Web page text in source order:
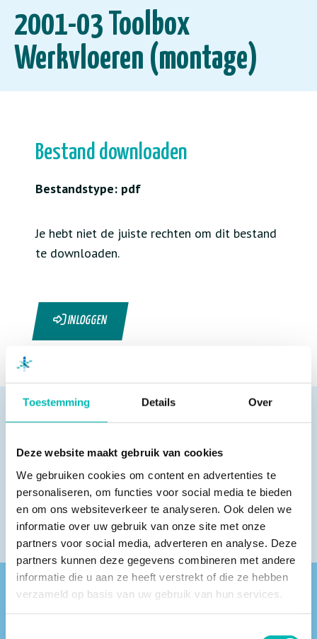
Toestemming Details Over
Deze website maakt gebruik van cookies
We gebruiken cookies om content en advertenties te
personaliseren, om functies voor social media te bieden
en om ons websiteverkeer te analyseren. Ook delen we
informatie over uw gebruik van onze site met onze
partners voor social media, adverteren en analyse. Deze
partners kunnen deze gegevens combineren met andere
informatie die u aan ze heeft verstrekt of die ze hebben
verzameld op basis van uw gebruik van hun services.
2001-03 Toolbox
Werkvloeren (montage)
Bestand downloaden
Bestandstype: pdf
Je hebt niet de juiste rechten om dit bestand
te downloaden.
INLOGGEN
Pagina delen
Vind een VLR-vakbedrijf bij jou in de buurt